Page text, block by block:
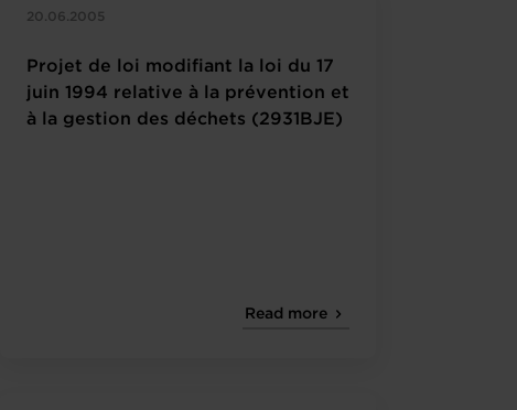
20.06.2005
Projet de loi modifiant la loi du 17
juin 1994 relative à la prévention et
à la gestion des déchets (2931BJE)
Read more